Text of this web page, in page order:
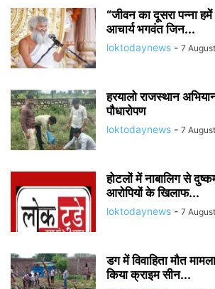
“जीवन का दूसरा पन्ना
आचार्य भगवंत जिन...
loktodaynews - 7
हरयालो राजस्थान
पौधारोपण
loktodaynews - 7
होटलों में नाबालिग से
आरोपियों के खिलाफ...
loktodaynews - 7
डग में विवाहिता मौत
किया क्राइम सीन...